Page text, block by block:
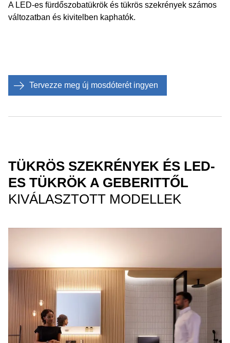
A LED-es fürdőszobatükrök és tükrös szekrények számos
változatban és kivitelben kaphatók.
Tervezze meg új mosdóterét ingyen
TÜKRÖS SZEKRÉNYEK ÉS LED-
ES TÜKRÖK A GEBERITTŐL
KIVÁLASZTOTT MODELLEK